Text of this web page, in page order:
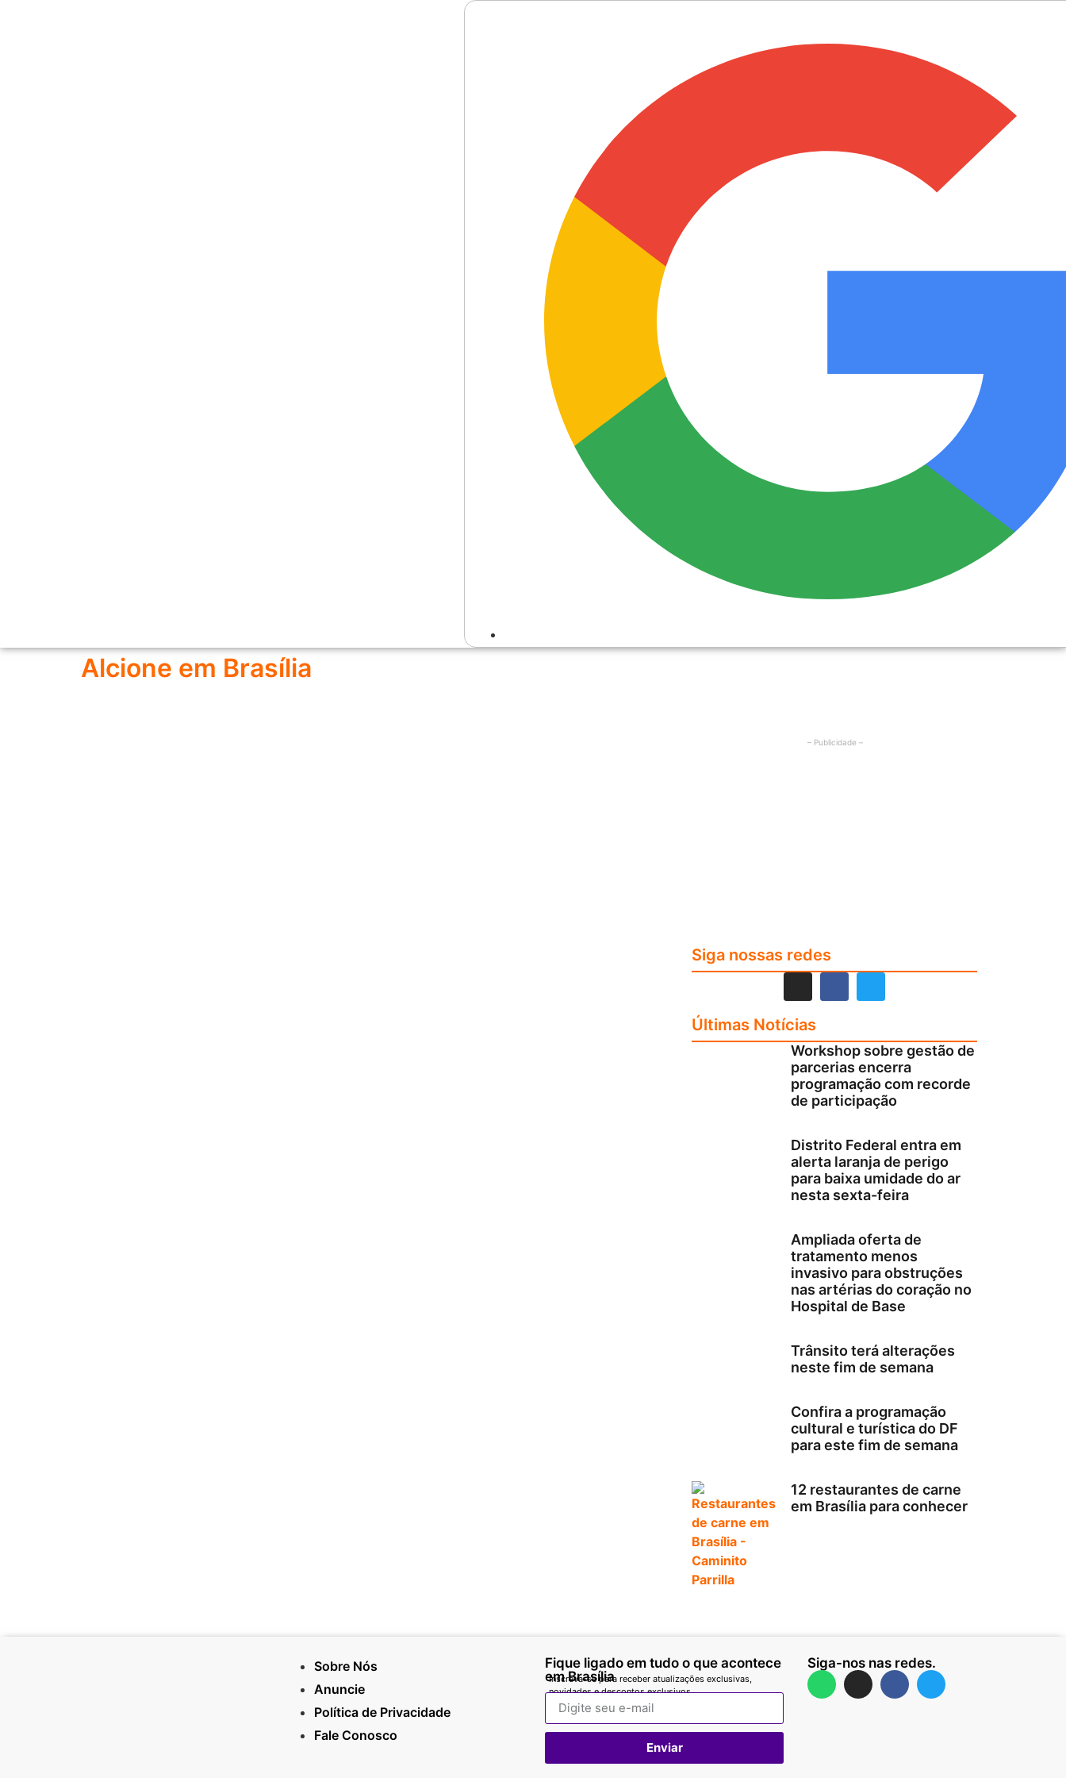
Alcione em Brasília
– Publicidade –
Siga nossas redes
Últimas Notícias
Workshop sobre gestão de
parcerias encerra
programação com recorde
de participação
Distrito Federal entra em
alerta laranja de perigo
para baixa umidade do ar
nesta sexta-feira
Ampliada oferta de
tratamento menos
invasivo para obstruções
nas artérias do coração no
Hospital de Base
Trânsito terá alterações
neste fim de semana
Confira a programação
cultural e turística do DF
para este fim de semana
12 restaurantes de carne
em Brasília para conhecer
Sobre Nós
Anuncie
Política de Privacidade
Fale Conosco
Fique ligado em tudo o que acontece
em Brasília
Inscreva-se para receber atualizações exclusivas,
novidades e descontos exclusivos.
Enviar
Siga-nos nas redes.